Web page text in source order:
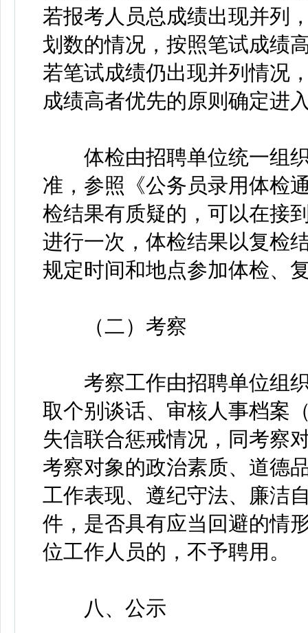
若报考人员总成绩出现并列
划数的情况，按照笔试成绩
若笔试成绩仍出现并列情况
成绩高者优先的原则确定进
体检由招聘单位统一组织
准，参照《公务员录用体检
检结果有质疑的，可以在接
进行一次，体检结果以复检
规定时间和地点参加体检、
（二）考察
考察工作由招聘单位组织
取个别谈话、审核人事档案
失信联合惩戒情况，同考察
考察对象的政治素质、道德
工作表现、遵纪守法、廉洁
件，是否具有应当回避的情
位工作人员的，不予聘用。
八、公示